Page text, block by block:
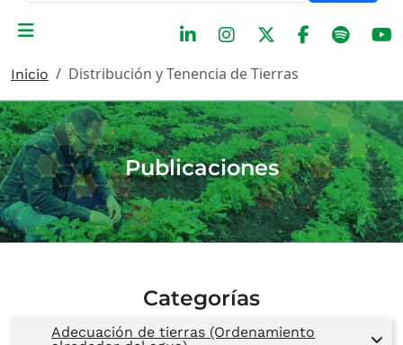
Inicio Distribución y Tenencia de Tierras
Publicaciones
Categorías
Adecuación de tierras (Ordenamiento